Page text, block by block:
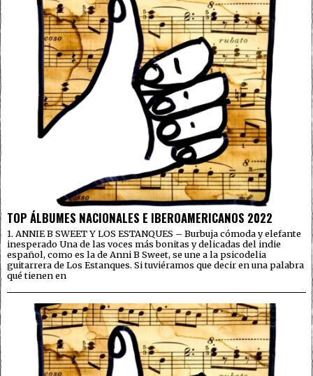
TOP ÁLBUMES NACIONALES E IBEROAMERICANOS 2022
1. ANNIE B SWEET Y LOS ESTANQUES – Burbuja cómoda y elefante
inesperado Una de las voces más bonitas y delicadas del indie
español, como es la de Anni B Sweet, se une a la psicodelia
guitarrera de Los Estanques. Si tuviéramos que decir en una palabra
qué tienen en